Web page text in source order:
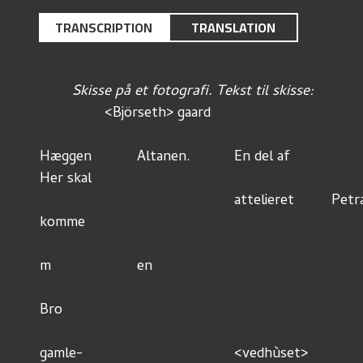
TRANSCRIPTION TRANSLATION
Skisse på et fotografi. Tekst til skisse:
		<Björseth> gaard
Hæggen		Altanen.	 	En del af  		Kari og
Her skal
komme
m			en
Bro
gamle-					<vedhùset>